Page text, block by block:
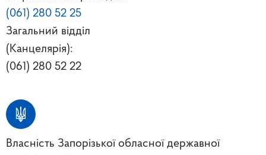
(061) 280 52 25
Загальний відділ
(Канцелярія):
(061) 280 52 22
Власність Запорізької обласної державної